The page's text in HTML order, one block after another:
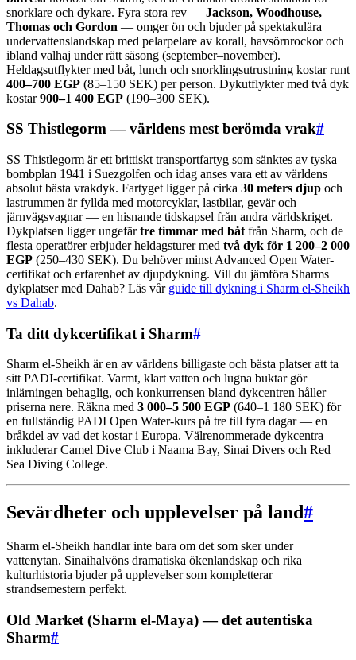
snorklare och dykare. Fyra stora rev — Jackson, Woodhouse,
Thomas och Gordon — omger ön och bjuder på spektakulära
undervattenslandskap med pelarpelare av korall, havsörnrockor och
ibland valhaj under rätt säsong (september–november).
Heldagsutflykter med båt, lunch och snorklingsutrustning kostar runt
400–700 EGP (85–150 SEK) per person. Dykutflykter med två dyk
kostar900–1 400 EGP (190–300 SEK).
SS Thistlegorm — världens mest berömda vrak#
SS Thistlegorm är ett brittiskt transportfartyg som sänktes av tyska
bombplan 1941 i Suezgolfen och idag anses vara ett av världens
absolut bästa vrakdyk. Fartyget ligger på cirka 30 meters djup och
lastrummen är fyllda med motorcyklar, lastbilar, gevär och
järnvägsvagnar — en hisnande tidskapsel från andra världskriget.
Dykplatsen ligger ungefärtre timmar med båt från Sharm, och de
flesta operatörer erbjuder heldagsturer med två dyk för 1 200–2 000
EGP (250–430 SEK). Du behöver minst Advanced Open Water-
certifikat och erfarenhet av djupdykning. Vill du jämföra Sharms
dykplatser med Dahab? Läs vår guide till dykning i Sharm el-Sheikh
vs Dahab.
Ta ditt dykcertifikat i Sharm#
Sharm el-Sheikh är en av världens billigaste och bästa platser att ta
sitt PADI-certifikat. Varmt, klart vatten och lugna buktar gör
inlärningen behaglig, och konkurrensen bland dykcentren håller
priserna nere. Räkna med 3 000–5 500 EGP (640–1 180 SEK) för
en fullständig PADI Open Water-kurs på tre till fyra dagar — en
bråkdel av vad det kostar i Europa. Välrenommerade dykcentra
inkluderar Camel Dive Club i Naama Bay, Sinai Divers och Red
Sea Diving College.
Sevärdheter och upplevelser på land#
Sharm el-Sheikh handlar inte bara om det som sker under
vattenytan. Sinaihalvöns dramatiska ökenlandskap och rika
kulturhistoria bjuder på upplevelser som kompletterar
strandsemestern perfekt.
Old Market (Sharm el-Maya) — det autentiska
Sharm#